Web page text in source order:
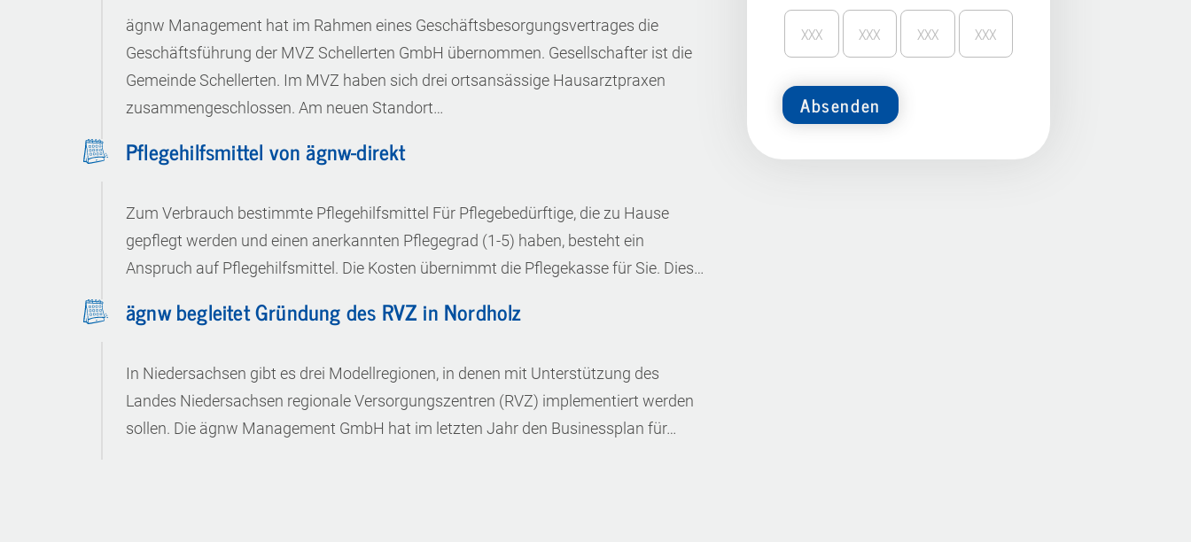
ägnw Management hat im Rahmen eines Geschäftsbesorgungsvertrages die
Geschäftsführung der MVZ Schellerten GmbH übernommen. Gesellschafter ist die
Gemeinde Schellerten. Im MVZ haben sich drei ortsansässige Hausarztpraxen
zusammengeschlossen. Am neuen Standort…
Pflegehilfsmittel von ägnw-direkt
Zum Verbrauch bestimmte Pflegehilfsmittel Für Pflegebedürftige, die zu Hause
gepflegt werden und einen anerkannten Pflegegrad (1-5) haben, besteht ein
Anspruch auf Pflegehilfsmittel. Die Kosten übernimmt die Pflegekasse für Sie. Dies…
ägnw begleitet Gründung des RVZ in Nordholz
In Niedersachsen gibt es drei Modellregionen, in denen mit Unterstützung des
Landes Niedersachsen regionale Versorgungszentren (RVZ) implementiert werden
sollen. Die ägnw Management GmbH hat im letzten Jahr den Businessplan für…
Absenden